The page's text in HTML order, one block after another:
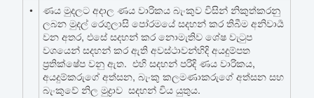
•
ණය මුදලට අදාල ණය වාරිකය බැංකුව විසින් නිකුත්කරනු
ලබන මුදල් රෙගුලාසි පෝරමයේ සදහන් කර තිබීම අනිවාර්‍ය
වන අතර, එසේ සදහන් කර නොමැතිව ශේෂ වැටුප
වශයෙන් සදහන් කර ඇති අවස්ථාවන්හිදි අයදුම්පත
ප්‍රතික්ෂේප වනු ඇත. එහි සදහන් පරිදි ණය වාරිකය,
අයදුම්කරුගේ අත්සන, බැංකු කලමණාකරුගේ අත්සන සහ
බැංකුවේ නිල මුද්‍රාව සදහන් විය යුතුය.